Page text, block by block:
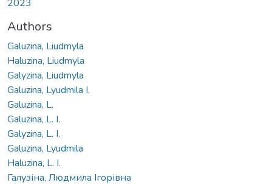
2023
Authors
Galuzina, Liudmyla
Haluzina, Liudmyla
Galyzina, Liudmyla
Galuzina, Lyudmila I.
Galuzina, L.
Galuzina, L. I.
Galyzina, L. I.
Galuzina, Lyudmila
Haluzina, L. I.
Галузіна, Людмила Ігорівна